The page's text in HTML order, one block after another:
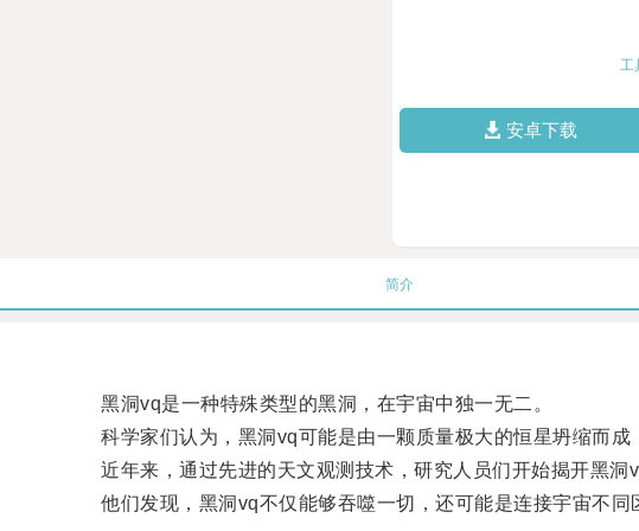
工
安卓下载
简介
黑洞vq是一种特殊类型的黑洞，在宇宙中独一无二。
科学家们认为，黑洞vq可能是由一颗质量极大的恒星坍缩而成
近年来，通过先进的天文观测技术，研究人员们开始揭开黑洞
他们发现，黑洞vq不仅能够吞噬一切，还可能是连接宇宙不同